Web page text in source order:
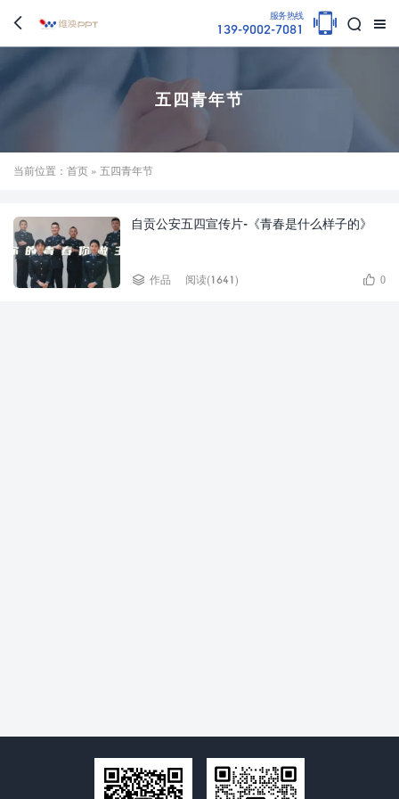
 

服务热线
139-9002-7081 
五四青年节
当前位置： 首页 » 五四青年节
自贡公安五四宣传片-《青春是什么样子的》
 作品 阅读(1641)  0